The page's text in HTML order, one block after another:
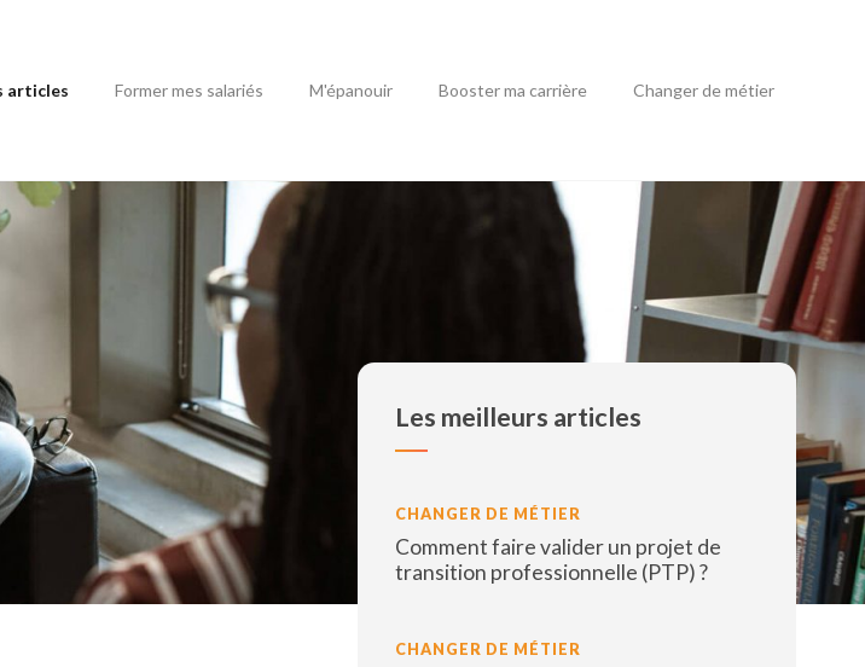
articles (current)Former mes salariés M'épanouir Booster ma carrière Changer de métier
Les meilleurs articles
CHANGER DE MÉTIER
Comment faire valider un projet de
transition professionnelle (PTP) ?
CHANGER DE MÉTIER